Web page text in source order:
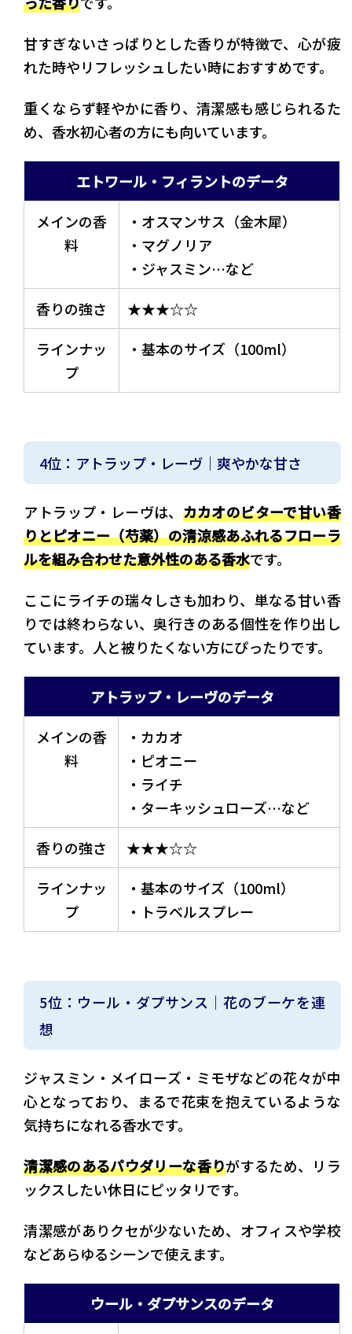
甘すぎないさっぱりとした香りが特徴で、心が疲
れた時やリフレッシュしたい時におすすめです。
重くならず軽やかに香り、清潔感も感じられるた
め、香水初心者の方にも向いています。
エトワール・フィラントのデータ
メインの香
料
・オスマンサス（金木犀）
・マグノリア
・ジャスミン…など
香りの強さ
★★★☆☆
ラインナッ
プ
・基本のサイズ（100ml）
4位：アトラップ・レーヴ｜爽やかな甘さ
アトラップ・レーヴは、 カカオのビターで甘い香
りとピオニー（芍薬）の清涼感あふれるフローラ
ルを組み合わせた意外性のある香水です。
ここにライチの瑞々しさも加わり、単なる甘い香
りでは終わらない、奥行きのある個性を作り出し
ています。人と被りたくない方にぴったりです。
アトラップ・レーヴのデータ
メインの香
料
・カカオ
・ピオニー
・ライチ
・ターキッシュローズ…など
香りの強さ
★★★☆☆
ラインナッ
プ
・基本のサイズ（100ml）
・トラベルスプレー
5位：ウール・ダプサンス｜花のブーケを連
想
ジャスミン・メイローズ・ミモザなどの花々が中
心となっており、まるで花束を抱えているような
気持ちになれる香水です。
清潔感のあるパウダリーな香りがするため、リラ
ックスしたい休日にピッタリです。
清潔感がありクセが少ないため、オフィスや学校
などあらゆるシーンで使えます。
ウール・ダプサンスのデータ